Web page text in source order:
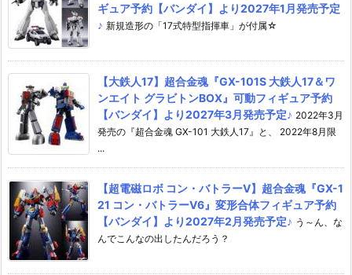
ギュア予約【バンダイ】より2027年1月発売予定
♪ 新規造形の「17式特型指揮車」が付属☆
【大鉄人17】超合金魂『GX-101S 大鉄人17＆ワ
ンエイト グラビトンBOX』可動フィギュア予約
【バンダイ】より2027年3月発売予定♪ 2022年3月
発売の『超合金魂 GX-101 大鉄人17』と、 2022年8月限
...
【超電磁ロボ コン・バトラーV】超合金魂『GX-1
21 コン・バトラーV6』変形合体フィギュア予約
【バンダイ】より2027年2月発売予定♪ う～ん、な
んでこんなの出したんだろう？